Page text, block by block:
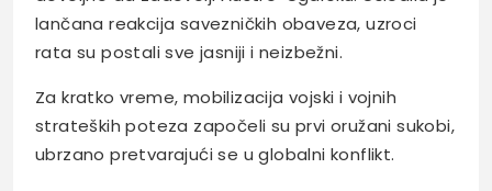
lančana reakcija savezničkih obaveza, uzroci
rata su postali sve jasniji i neizbežni.
Za kratko vreme, mobilizacija vojski i vojnih
strateških poteza započeli su prvi oružani sukobi,
ubrzano pretvarajući se u globalni konflikt.